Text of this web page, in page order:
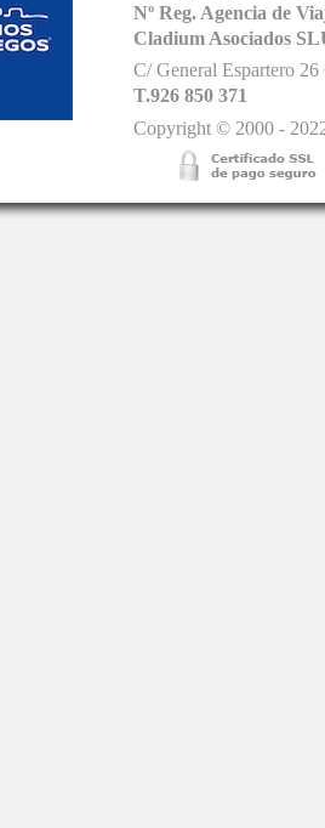
Nº Reg. Agencia de
Cladium Asociados
C/ General Espartero
T.926 850 371
Copyright © 2000 -